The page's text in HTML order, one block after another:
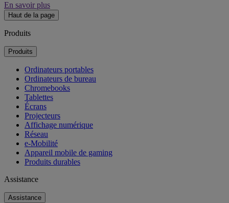
En savoir plus
Haut de la page
Produits
Produits
Ordinateurs portables
Ordinateurs de bureau
Chromebooks
Tablettes
Écrans
Projecteurs
Affichage numérique
Réseau
e-Mobilité
Appareil mobile de gaming
Produits durables
Assistance
Assistance